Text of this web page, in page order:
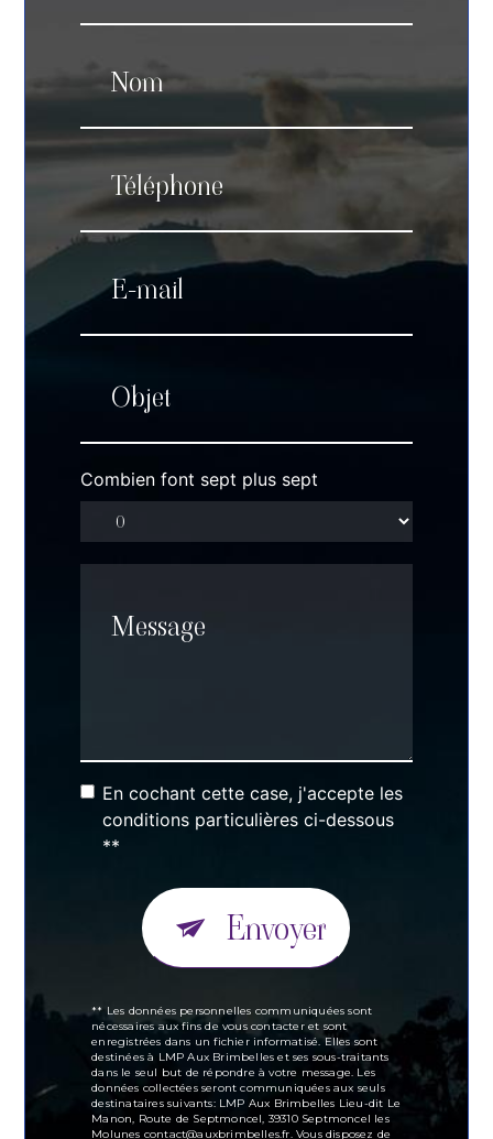
Combien font sept plus sept
En cochant cette case, j'accepte les
conditions particulières ci-dessous
**
Envoyer
** Les données personnelles communiquées sont
nécessaires aux fins de vous contacter et sont
enregistrées dans un fichier informatisé. Elles sont
destinées à LMP Aux Brimbelles et ses sous-traitants
dans le seul but de répondre à votre message. Les
données collectées seront communiquées aux seuls
destinataires suivants: LMP Aux Brimbelles Lieu-dit Le
Manon, Route de Septmoncel, 39310 Septmoncel les
Molunes contact@auxbrimbelles.fr. Vous disposez de